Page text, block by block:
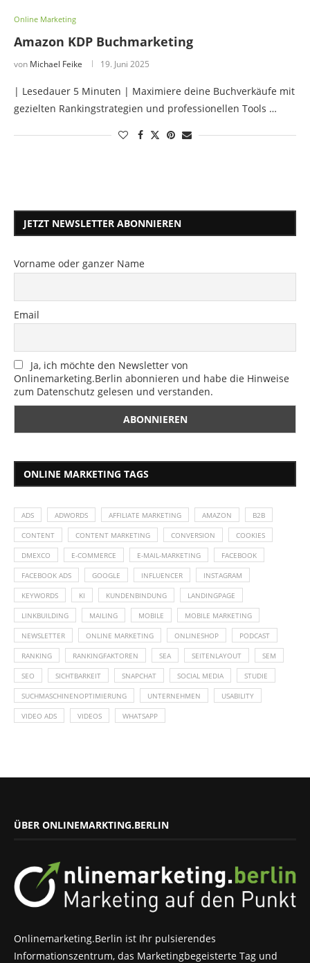
Online Marketing
Amazon KDP Buchmarketing
von Michael Feike 19. Juni 2025
| Lesedauer 5 Minuten | Maximiere deine Buchverkäufe mit
gezielten Rankingstrategien und professionellen Tools …
JETZT NEWSLETTER ABONNIEREN
Vorname oder ganzer Name
Email
Ja, ich möchte den Newsletter von
Onlinemarketing.Berlin abonnieren und habe die Hinweise
zum Datenschutz gelesen und verstanden.
ONLINE MARKETING TAGS
ADS ADWORDS AFFILIATE MARKETING AMAZON B2B
CONTENT CONTENT MARKETING CONVERSION COOKIES
DMEXCO E-COMMERCE E-MAIL-MARKETING FACEBOOK
FACEBOOK ADS GOOGLE INFLUENCER INSTAGRAM
KEYWORDS KI KUNDENBINDUNG LANDINGPAGE
LINKBUILDING MAILING MOBILE MOBILE MARKETING
NEWSLETTER ONLINE MARKETING ONLINESHOP PODCAST
RANKING RANKINGFAKTOREN SEA SEITENLAYOUT SEM
SEO SICHTBARKEIT SNAPCHAT SOCIAL MEDIA STUDIE
SUCHMASCHINENOPTIMIERUNG UNTERNEHMEN USABILITY
VIDEO ADS VIDEOS WHATSAPP
ÜBER ONLINEMARKTING.BERLIN
Onlinemarketing.Berlin ist Ihr pulsierendes
Informationszentrum, das Marketingbegeisterte Tag und